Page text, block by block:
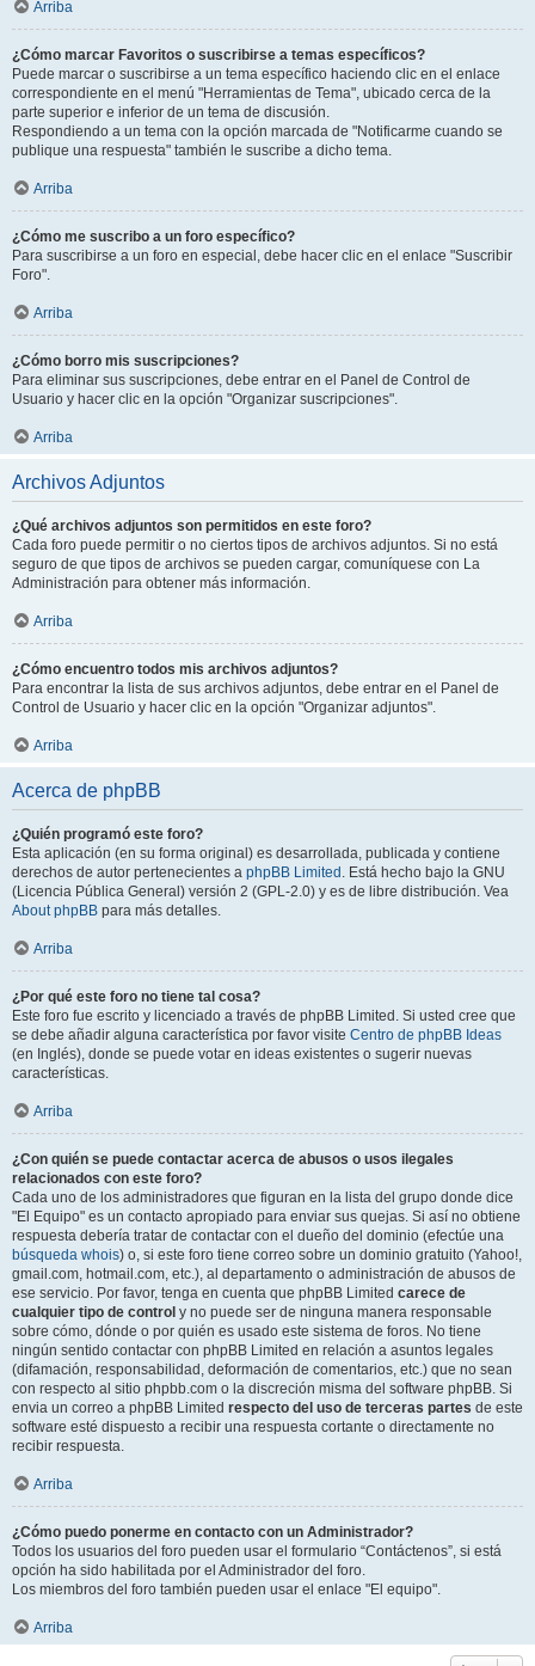
Arriba
¿Cómo marcar Favoritos o suscribirse a temas específicos?
Puede marcar o suscribirse a un tema específico haciendo clic en el enlace
correspondiente en el menú "Herramientas de Tema", ubicado cerca de la
parte superior e inferior de un tema de discusión.
Respondiendo a un tema con la opción marcada de "Notificarme cuando se
publique una respuesta" también le suscribe a dicho tema.
Arriba
¿Cómo me suscribo a un foro específico?
Para suscribirse a un foro en especial, debe hacer clic en el enlace "Suscribir
Foro".
Arriba
¿Cómo borro mis suscripciones?
Para eliminar sus suscripciones, debe entrar en el Panel de Control de
Usuario y hacer clic en la opción "Organizar suscripciones".
Arriba
Archivos Adjuntos
¿Qué archivos adjuntos son permitidos en este foro?
Cada foro puede permitir o no ciertos tipos de archivos adjuntos. Si no está
seguro de que tipos de archivos se pueden cargar, comuníquese con La
Administración para obtener más información.
Arriba
¿Cómo encuentro todos mis archivos adjuntos?
Para encontrar la lista de sus archivos adjuntos, debe entrar en el Panel de
Control de Usuario y hacer clic en la opción "Organizar adjuntos".
Arriba
Acerca de phpBB
¿Quién programó este foro?
Esta aplicación (en su forma original) es desarrollada, publicada y contiene
derechos de autor pertenecientes a phpBB Limited . Está hecho bajo la GNU
(Licencia Pública General) versión 2 (GPL-2.0) y es de libre distribución. Vea
About phpBB para más detalles.
Arriba
¿Por qué este foro no tiene tal cosa?
Este foro fue escrito y licenciado a través de phpBB Limited. Si usted cree que
se debe añadir alguna característica por favor visite Centro de phpBB Ideas
(en Inglés), donde se puede votar en ideas existentes o sugerir nuevas
características.
Arriba
¿Con quién se puede contactar acerca de abusos o usos ilegales
relacionados con este foro?
Cada uno de los administradores que figuran en la lista del grupo donde dice
"El Equipo" es un contacto apropiado para enviar sus quejas. Si así no obtiene
respuesta debería tratar de contactar con el dueño del dominio (efectúe una
búsqueda whois) o, si este foro tiene correo sobre un dominio gratuito (Yahoo!,
gmail.com, hotmail.com, etc.), al departamento o administración de abusos de
ese servicio. Por favor, tenga en cuenta que phpBB Limited carece de
cualquier tipo de control y no puede ser de ninguna manera responsable
sobre cómo, dónde o por quién es usado este sistema de foros. No tiene
ningún sentido contactar con phpBB Limited en relación a asuntos legales
(difamación, responsabilidad, deformación de comentarios, etc.) que no sean
con respecto al sitio phpbb.com o la discreción misma del software phpBB. Si
envia un correo a phpBB Limited respecto del uso de terceras partes de este
software esté dispuesto a recibir una respuesta cortante o directamente no
recibir respuesta.
Arriba
¿Cómo puedo ponerme en contacto con un Administrador?
Todos los usuarios del foro pueden usar el formulario “Contáctenos”, si está
opción ha sido habilitada por el Administrador del foro.
Los miembros del foro también pueden usar el enlace "El equipo".
Arriba